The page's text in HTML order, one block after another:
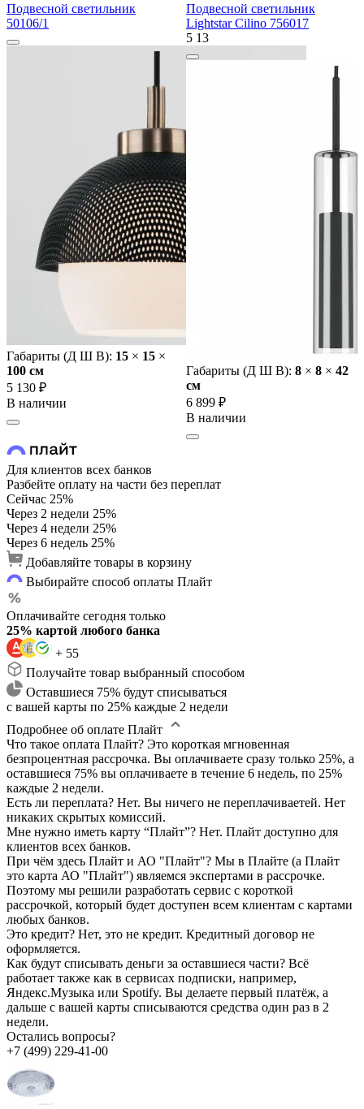
Подвесной светильник
50106/1
Габариты (Д Ш В): 15 × 15 ×
100 cм
5 130 ₽
В наличии
Подвесной светильник
Lightstar Cilino 756017
5 13
Габариты (Д Ш В): 8 × 8 × 42
cм
6 899 ₽
В наличии
Для клиентов всех банков
Разбейте оплату на части без переплат
Сейчас 25%
Через 2 недели 25%
Через 4 недели 25%
Через 6 недель 25%
Добавляйте товары в корзину
Выбирайте способ оплаты Плайт
Оплачивайте сегодня только
25% картой любого банка
+ 55
Получайте товар выбранный способом
Оставшиеся 75% будут списываться
с вашей карты по 25% каждые 2 недели
Подробнее об оплате Плайт
Что такое оплата Плайт? Это короткая мгновенная
безпроцентная рассрочка. Вы оплачиваете сразу только 25%, а
оставшиеся 75% вы оплачиваете в течение 6 недель, по 25%
каждые 2 недели.
Есть ли переплата? Нет. Вы ничего не переплачиваетей. Нет
никаких скрытых комиссий.
Мне нужно иметь карту “Плайт”? Нет. Плайт доступно для
клиентов всех банков.
При чём здесь Плайт и АО "Плайт"? Мы в Плайте (а Плайт
это карта АО "Плайт") являемся экспертами в рассрочке.
Поэтому мы решили разработать сервис с короткой
рассрочкой, который будет доступен всем клиентам с картами
любых банков.
Это кредит? Нет, это не кредит. Кредитный договор не
оформляется.
Как будут списывать деньги за оставшиеся части? Всё
работает также как в сервисах подписки, например,
Яндекс.Музыка или Spotify. Вы делаете первый платёж, а
дальше с вашей карты списываются средства один раз в 2
недели.
Остались вопросы?
+7 (499) 229-41-00